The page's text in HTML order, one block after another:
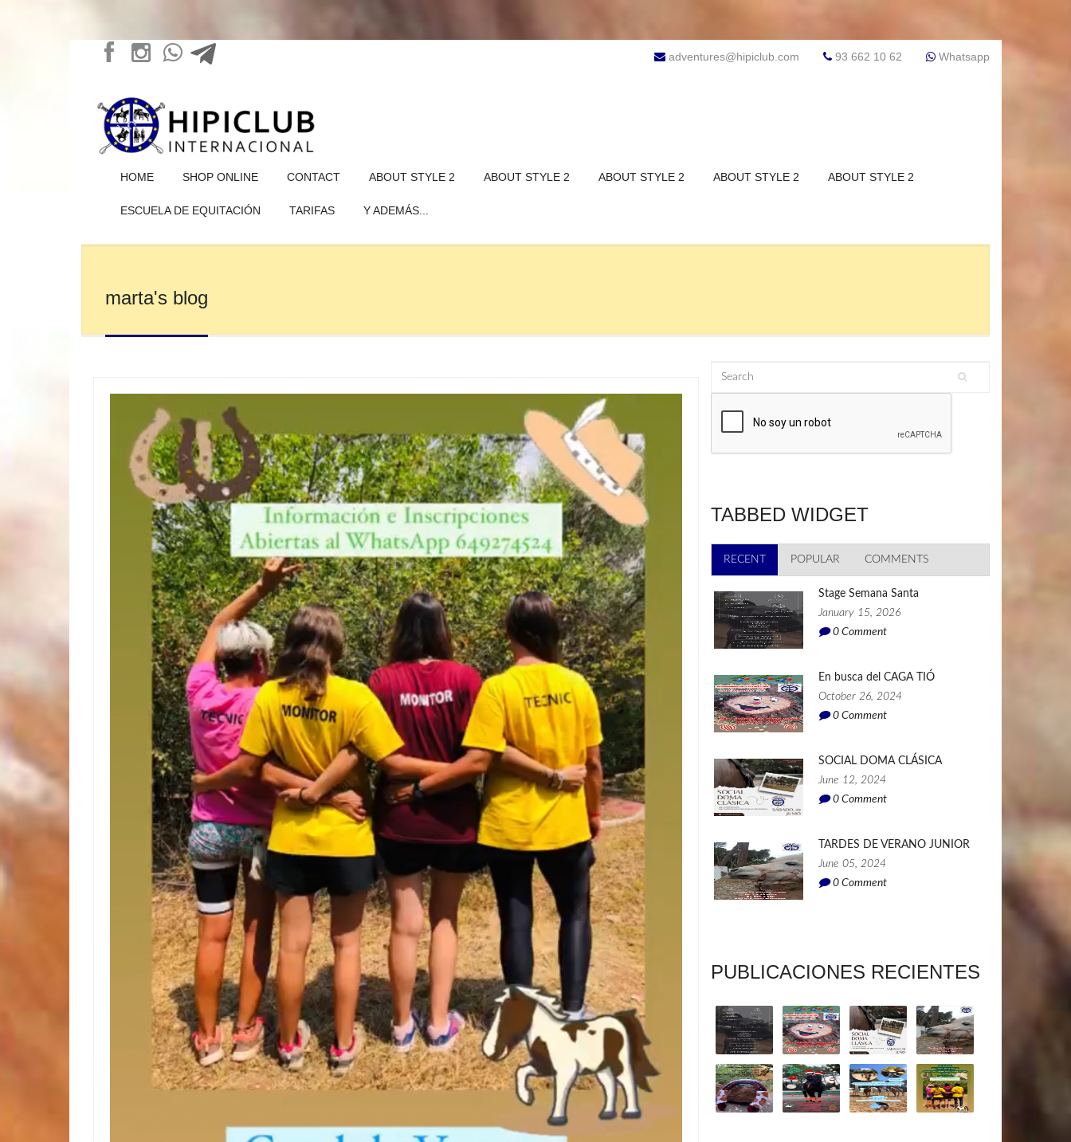
adventures@hipiclub.com 93 662 10 62 Whatsapp
HOME SHOP ONLINE CONTACT ABOUT STYLE 2 ABOUT STYLE 2 ABOUT STYLE 2 ABOUT STYLE 2 ABOUT STYLE 2
ESCUELA DE EQUITACIÓN TARIFAS Y ADEMÁS...
marta's blog
Search
TABBED WIDGET
RECENT (ACTIVE TAB)
POPULAR COMMENTS
Stage Semana Santa
January 15, 2026
0 Comment
En busca del CAGA TIÓ
October 26, 2024
0 Comment
SOCIAL DOMA CLÁSICA
June 12, 2024
0 Comment
TARDES DE VERANO JUNIOR
June 05, 2024
0 Comment
PUBLICACIONES RECIENTES